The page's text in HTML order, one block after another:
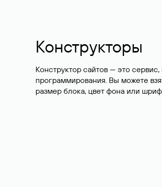
Конструкторы
Конструктор сайтов — это
программирования. Вы можете
размер блока, цвет фона или